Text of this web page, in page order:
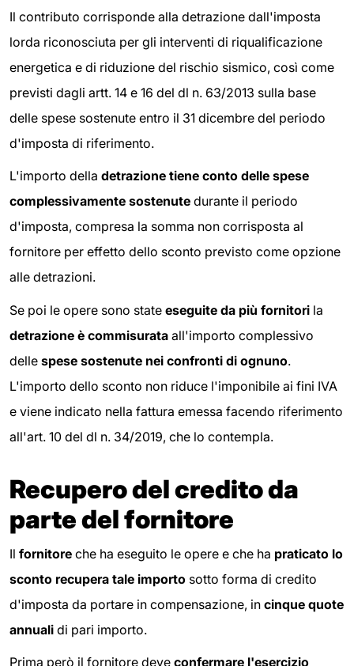
Il contributo corrisponde alla detrazione dall'imposta
lorda riconosciuta per gli interventi di riqualificazione
energetica e di riduzione del rischio sismico, così come
previsti dagli artt. 14 e 16 del dl n. 63/2013 sulla base
delle spese sostenute entro il 31 dicembre del periodo
d'imposta di riferimento.
L'importo della detrazione tiene conto delle spese
complessivamente sostenute durante il periodo
d'imposta, compresa la somma non corrisposta al
fornitore per effetto dello sconto previsto come opzione
alle detrazioni.
Se poi le opere sono state eseguite da più fornitori la
detrazione è commisurata all'importo complessivo
delle spese sostenute nei confronti di ognuno.
L'importo dello sconto non riduce l'imponibile ai fini IVA
e viene indicato nella fattura emessa facendo riferimento
all'art. 10 del dl n. 34/2019, che lo contempla.
Recupero del credito da
parte del fornitore
Il fornitore che ha eseguito le opere e che ha praticato lo
sconto recupera tale importo sotto forma di credito
d'imposta da portare in compensazione, in cinque quote
annuali di pari importo.
Prima però il fornitore deve confermare l'esercizio